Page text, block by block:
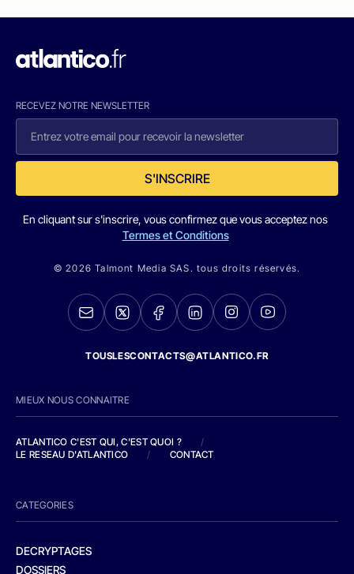
RECEVEZ NOTRE NEWSLETTER
S'INSCRIRE
En cliquant sur s'inscrire, vous confirmez que vous acceptez nos
Termes et Conditions
© 2026 Talmont Media SAS. tous droits réservés.
TOUSLESCONTACTS@ATLANTICO.FR
MIEUX NOUS CONNAITRE
ATLANTICO C'EST QUI, C'EST QUOI ?
/
LE RESEAU D'ATLANTICO
/ CONTACT
CATEGORIES
DECRYPTAGES
DOSSIERS